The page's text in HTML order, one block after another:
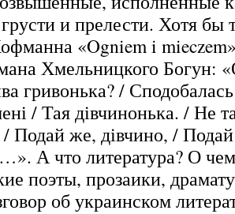
и прелести. Хотя бы
«Ogniem i
Хмельницкого Богун:
гривонька? /
/ Тая дівчинонька. / Не
/ Подай же, дівчино, /
А что литература? О
поэты, прозаики,
об украинском